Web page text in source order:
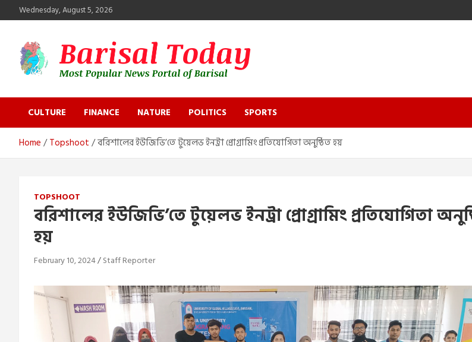
to
Wednesday, August 5, 2026
Barisal Today
CULTURE
FINANCE NATURE POLITICS SPORTS
Home Topshoot বরিশালের ইউজিভি’তে টুয়েলভ ইনট্রা প্রোগ্রামিং প্রতিযোগিতা অনুষ্ঠিত হয়
TOPSHOOT
বরিশালের ইউজিভি’তে টুয়েলভ ইনট্রা প্রোগ্রামিং প্রতিযোগিতা
হয়
February 10, 2024 Staff Reporter